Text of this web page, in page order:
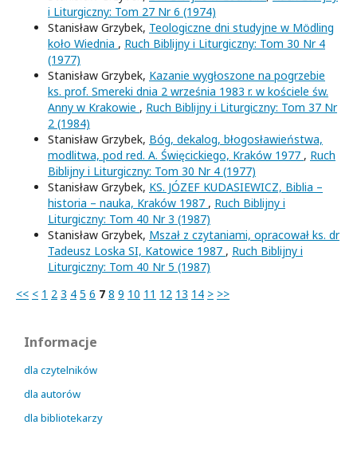
i Liturgiczny: Tom 27 Nr 6 (1974)
Stanisław Grzybek, Teologiczne dni studyjne w Mödling
koło Wiednia , Ruch Biblijny i Liturgiczny: Tom 30 Nr 4
(1977)
Stanisław Grzybek, Kazanie wygłoszone na pogrzebie
ks. prof. Smereki dnia 2 września 1983 r. w kościele św.
Anny w Krakowie , Ruch Biblijny i Liturgiczny: Tom 37 Nr
2 (1984)
Stanisław Grzybek, Bóg, dekalog, błogosławieństwa,
modlitwa, pod red. A. Święcickiego, Kraków 1977 , Ruch
Biblijny i Liturgiczny: Tom 30 Nr 4 (1977)
Stanisław Grzybek, KS. JÓZEF KUDASIEWICZ, Biblia –
historia – nauka, Kraków 1987 , Ruch Biblijny i
Liturgiczny: Tom 40 Nr 3 (1987)
Stanisław Grzybek, Mszał z czytaniami, opracował ks. dr
Tadeusz Loska SI, Katowice 1987 , Ruch Biblijny i
Liturgiczny: Tom 40 Nr 5 (1987)
<< < 1 2 3 4 5 6 7 8 9 10 11 12 13 14 > >>
Informacje
dla czytelników
dla autorów
dla bibliotekarzy